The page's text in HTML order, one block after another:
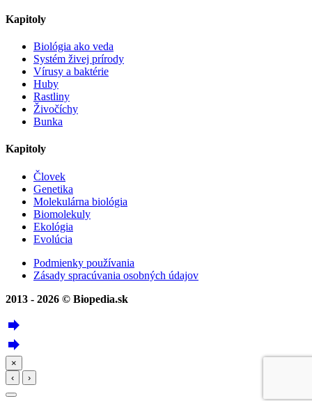
Kapitoly
Biológia ako veda
Systém živej prírody
Vírusy a baktérie
Huby
Rastliny
Živočíchy
Bunka
Kapitoly
Človek
Genetika
Molekulárna biológia
Biomolekuly
Ekológia
Evolúcia
Podmienky používania
Zásady spracúvania osobných údajov
2013 - 2026 © Biopedia.sk
forward
forward
×
‹
›